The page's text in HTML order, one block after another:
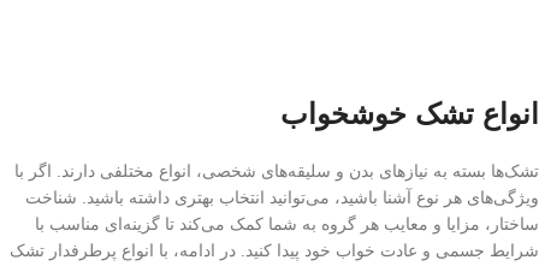
انواع تشک خوشخواب
تشک‌ها بسته به نیازهای بدن و سلیقه‌های شخصی، انواع مختلفی دارند. اگر با
ویژگی‌های هر نوع آشنا باشید، می‌توانید انتخاب بهتری داشته باشید. شناخت
ساختار، مزایا و معایب هر گروه به شما کمک می‌کند تا گزینه‌ای مناسب با
شرایط جسمی و عادت خواب خود پیدا کنید. در ادامه، با انواع پرطرفدار تشک